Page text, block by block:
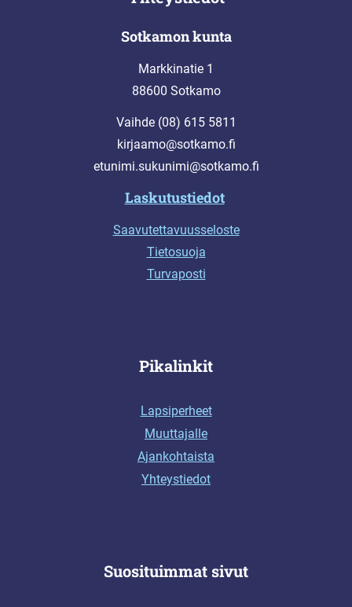
Sotkamon kunta
Markkinatie 1
88600 Sotkamo
Vaihde (08) 615 5811
kirjaamo@sotkamo.fi
etunimi.sukunimi@sotkamo.fi
Laskutustiedot
Saavutettavuusseloste
Tietosuoja
Turvaposti
Pikalinkit
Lapsiperheet
Muuttajalle
Ajankohtaista
Yhteystiedot
Suosituimmat sivut